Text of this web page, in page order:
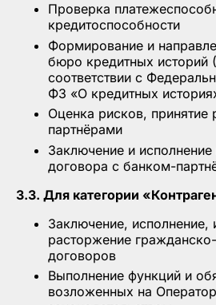
Проверка
кредитоспособности
Формирование и
бюро кредитных историй
соответствии с
ФЗ «О кредитных
Оценка рисков,
партнёрами
Заключение и исполнение
договора с банком-
3.3. Для категории
Заключение, исполнение,
расторжение
договоров
Выполнение функций и
возложенных на